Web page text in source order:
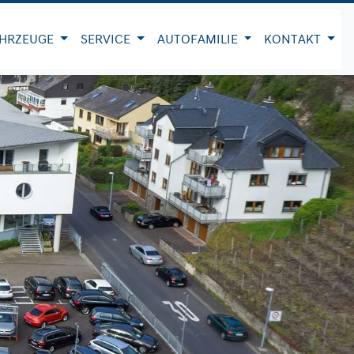
SERVICE AUTOFAMILIE KONTAKT